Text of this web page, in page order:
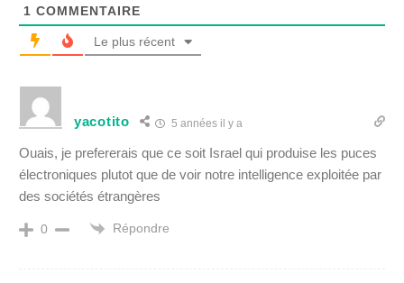
1 COMMENTAIRE
Le plus récent
yacotito 5 années il y a
Ouais, je prefererais que ce soit Israel qui produise les puces
électroniques plutot que de voir notre intelligence exploitée par
des sociétés étrangères
0 Répondre